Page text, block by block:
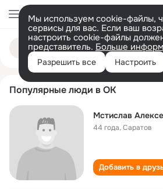
Мы используем cookie-файлы,
сервисы для вас. Если ваш
настроить cookie-файлы
представитель. Больше
Разрешить все Настроить
Поиск
mstislav alekseev
Популярные люди в ОК
Мстислав
44 года,Саратов
Добавить в